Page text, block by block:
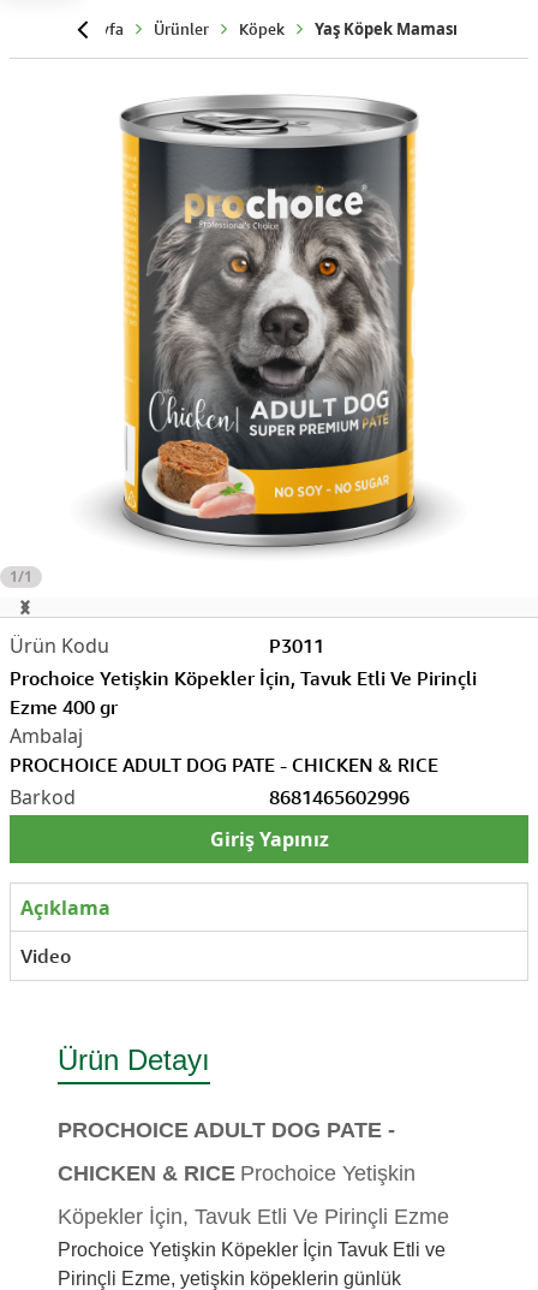
Anasayfa Ürünler Köpek Yaş Köpek Maması
1/1
P3011
PROCHOICE ADULT DOG PATE - CHICKEN & RICE
Prochoice Yetişkin Köpekler İçin, Tavuk Etli Ve Pirinçli
Ezme 400 gr
8681465602996
Giriş Yapınız
Açıklama
Video
Ürün Detayı
PROCHOICE ADULT DOG PATE -
CHICKEN & RICE Prochoice Yetişkin
Köpekler İçin, Tavuk Etli Ve Pirinçli Ezme
Prochoice Yetişkin Köpekler İçin Tavuk Etli ve
Pirinçli Ezme, yetişkin köpeklerin günlük